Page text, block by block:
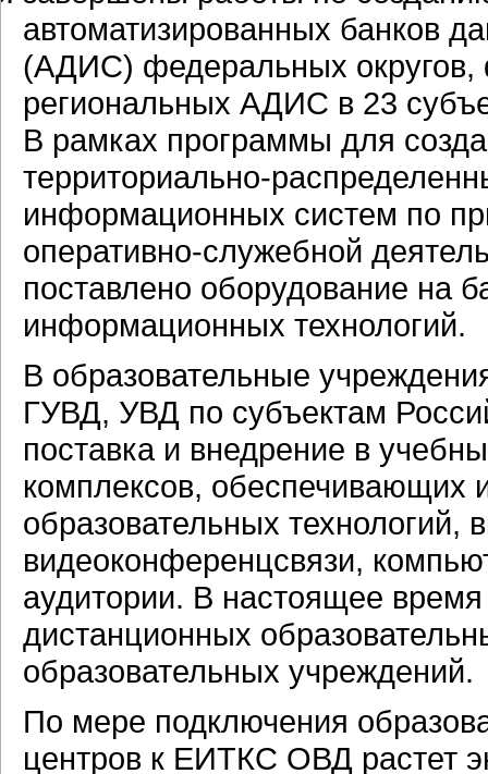
автоматизированных банков
(АДИС) федеральных
региональных АДИС в 23
В рамках программы для
территориально-
информационных систем по
оперативно-служебной
поставлено оборудование на
информационных технологий.
В образовательные
ГУВД, УВД по субъектам
поставка и внедрение в
комплексов, обеспечивающих
образовательных технологий,
видеоконференцсвязи,
аудитории. В настоящее
дистанционных
образовательных учреждений.
По мере подключения
центров к ЕИТКС ОВД растет